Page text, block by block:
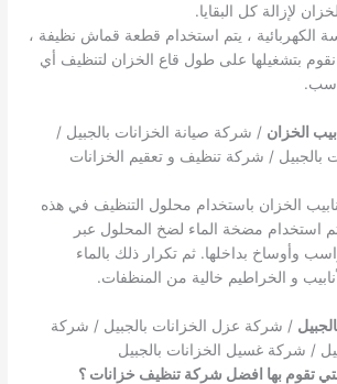
لإزالة كل البقايا.
الكهربائية ، يتم استخدام قطعة قماش نظيفة ،
بتشغيلها على طول قاع الخزان لتنظيف أي
/ شركة صيانة الخزانات بالجبيل /
بالجبيل / شركة تنظيف و تعقيم الخزانات
الخزان باستخدام محلول التنظيف في هذه
ثم استخدام مضخة الماء لضخ المحلول عبر
وأوساخ بداخلها. ثم تكرار ذلك بالماء
و الخراطيم خالية من المنظفات.
/ شركة عزل الخزانات بالجبيل / شركة
/ شركة غسيل الخزانات بالجبيل
تقوم بها افضل شركة تنظيف خزانات ؟